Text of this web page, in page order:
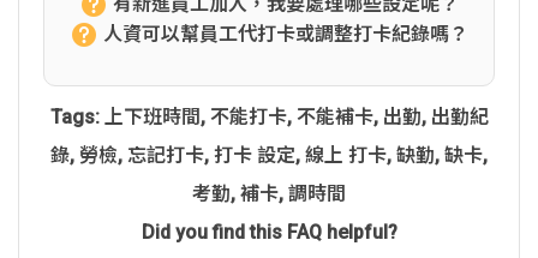
人資可以幫員工代打卡或調整打卡紀錄嗎？
Tags: 上下班時間 , 不能打卡, 不能補卡, 出勤, 出勤紀
錄, 勞檢, 忘記打卡, 打卡 設定, 線上 打卡, 缺勤, 缺卡,
考勤, 補卡, 調時間
Did you find this FAQ helpful?